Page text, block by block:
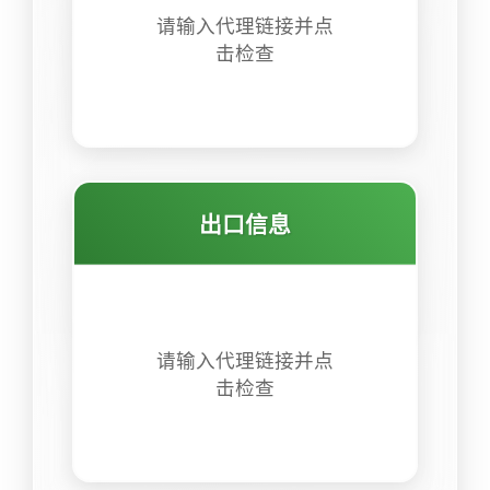
请输入代理链接并点
击检查
出口信息
请输入代理链接并点
击检查